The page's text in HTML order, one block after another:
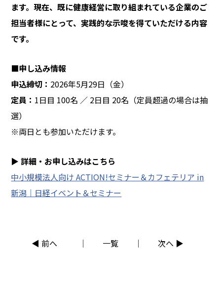
ます。現在、既に健康経営に取り組まれている企業のご
担当者様にとって、実践的な示唆を得ていただける内容
です。
■申し込み情報
申込締切： 2026年5月29日（金）
定員： 1日目 100名 ／ 2日目 20名（定員超過の場合は抽
選）
※両日とも参加いただけます。
▶詳細・お申し込みはこちら
中小規模法人向け ACTION!セミナー＆カフェテリア in
新潟｜日経イベント＆セミナー
◀ 前へ 一覧 次へ ▶